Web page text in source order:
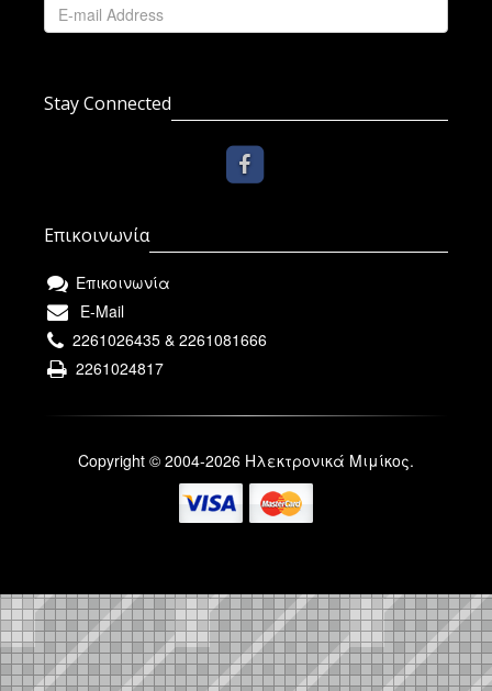
Stay Connected
Επικοινωνία
Επικοινωνία
E-Mail
2261026435 & 2261081666
2261024817
Copyright © 2004-2026 Ηλεκτρονικά Μιμίκος.